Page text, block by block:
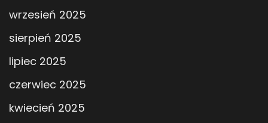
wrzesień 2025
sierpień 2025
lipiec 2025
czerwiec 2025
kwiecień 2025